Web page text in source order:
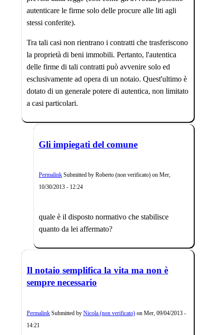
autenticare le firme solo delle procure alle liti agli
stessi conferite).
Tra tali casi non rientrano i contratti che trasferiscono
la proprietà di beni immobili. Pertanto, l'autentica
delle firme di tali contratti può avvenire solo ed
esclusivamente ad opera di un notaio. Quest'ultimo è
dotato di un generale potere di autentica, non limitato
a casi particolari.
Gli impiegati del comune
Permalink Submitted by Roberto (non verificato) on Mer,
10/30/2013 - 12:24
quale è il disposto normativo che stabilisce
quanto da lei affermato?
Il notaio semplifica la vita ma non è
sempre necessario
Permalink Submitted by Nicola (non verificato) on Mer, 09/04/2013 -
14:21